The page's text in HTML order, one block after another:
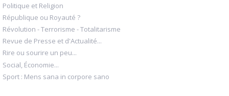
Politique et Religion
République ou Royauté ?
Révolution - Terrorisme - Totalitarisme
Revue de Presse et d'Actualité...
Rire ou sourire un peu...
Social, Économie...
Sport : Mens sana in corpore sano